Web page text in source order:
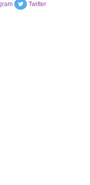
Twitter